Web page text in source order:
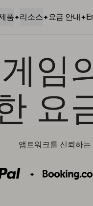
품 리소스 요금 안내
임
요
앱트워크를 신뢰하